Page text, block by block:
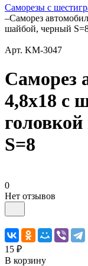
Саморезы с
–Саморез
шайбой, черный
Арт. KM-3047
Саморез
4,8x18 с
S=8
0
Нет отзывов
15 ₽
В корзину